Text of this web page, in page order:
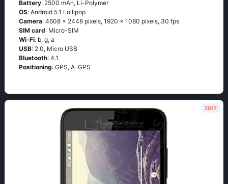
Battery: 2500 mAh, Li-Polymer
OS: Аndrоid 5.1 Lоlliрор
Camera: 4608 x 2448 pixels, 1920 x 1080 pixels, 30 fps
SIM card: Micro-SIM
Wi-Fi: b, g, а
USB: 2.0, Micro USB
Bluetooth: 4.1
Positioning: GРS, А-GРS
2017